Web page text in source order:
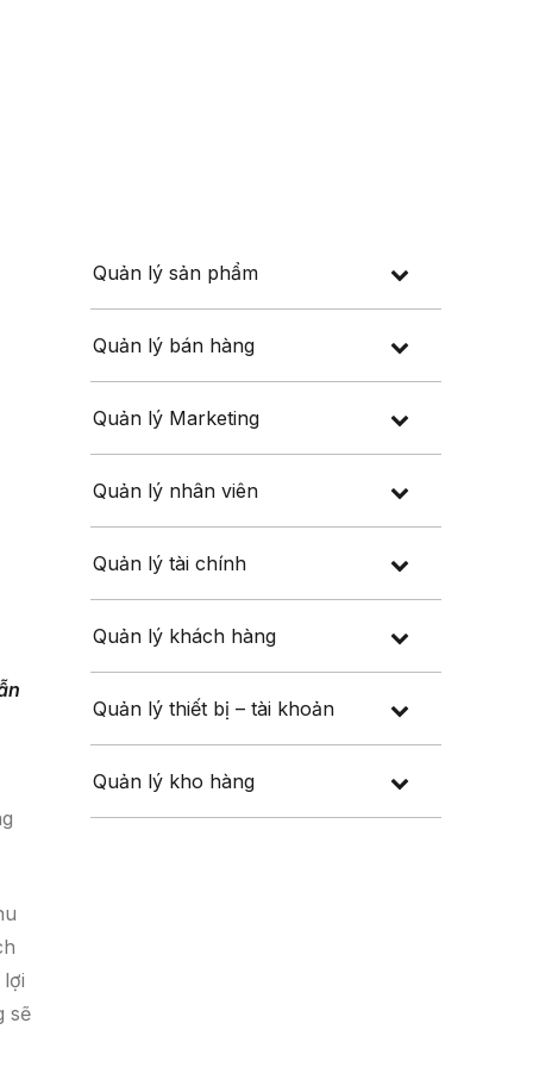
sẽ
Quản lý sản phẩm
Quản lý bán hàng
Quản lý Marketing
Quản lý nhân viên
Quản lý tài chính
Quản lý khách hàng
Quản lý thiết bị – tài khoản
Quản lý kho hàng